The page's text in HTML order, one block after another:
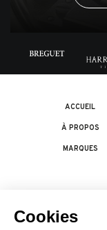
ACCUEIL
À PROPOS
MARQUES